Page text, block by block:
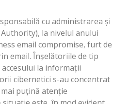
cu administrarea și
la nivelul anului
email compromise, furt de
email. Înșelătoriile de tip
la informații
cibernetici s-au concentrat
puțină atenție